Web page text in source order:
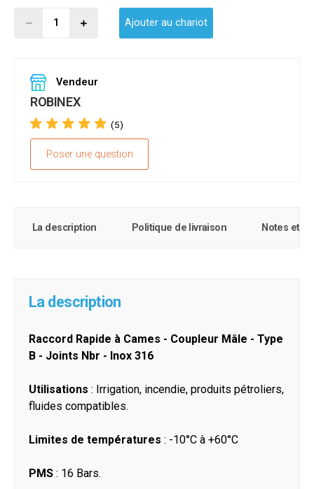
Ajouter au chariot
Vendeur
ROBINEX
(5)
Poser une question
La description Politique de livraison Notes et
La description
Raccord Rapide à Cames - Coupleur Mâle - Type
B - Joints Nbr - Inox 316
Utilisations : Irrigation, incendie, produits pétroliers,
fluides compatibles.
Limites de températures : -10°C à +60°C
PMS : 16 Bars.